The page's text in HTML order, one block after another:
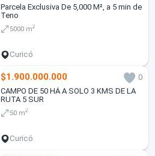
Parcela Exclusiva De 5,000 M², a 5 min de
Teno
5000 m2
Curicó
$1.900.000.000
0
CAMPO DE 50 HÁ A SOLO 3 KMS DE LA
RUTA 5 SUR
50 m2
Curicó